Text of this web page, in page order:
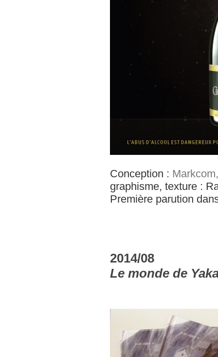
Conception : Markcom,
graphisme, texture :
Première parution
2014/08
Le monde de